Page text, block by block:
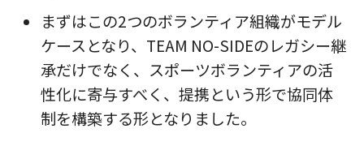
まずはこの2つのボランティア組織がモデル
ケースとなり、TEAM NO-SIDEのレガシー継
承だけでなく、スポーツボランティアの活
性化に寄与すべく、提携という形で協同体
制を構築する形となりました。